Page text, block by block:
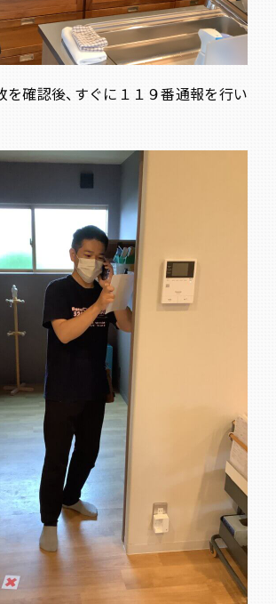
を確認後、すぐに１１９番通報を行い